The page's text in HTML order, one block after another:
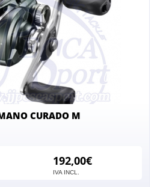
CURADO M
192,00€
IVA INCL.